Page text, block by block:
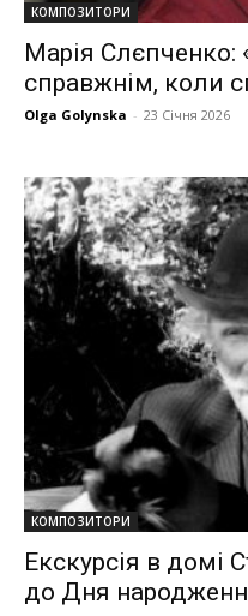
КОМПОЗИТОРИ
Марія Слєпченко:
справжнім, коли
Olga Golynska - 23 Січня 2026
КОМПОЗИТОРИ
Екскурсія в домі
до Дня